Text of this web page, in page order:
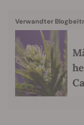
Verwandter